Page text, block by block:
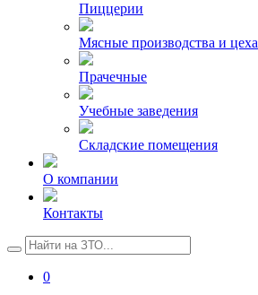
Пиццерии
Мясные производства и цеха
Прачечные
Учебные заведения
Складские помещения
О компании
Контакты
0